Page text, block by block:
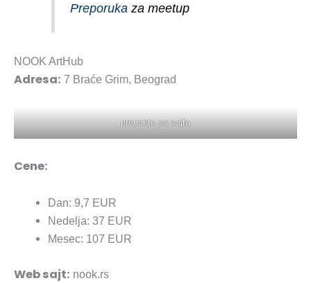
Preporuka za meetup
NOOK ArtHub
Adresa: 7 Braće Grim, Beograd
preuzeto sa sajta
Cene:
Dan: 9,7 EUR
Nedelja: 37 EUR
Mesec: 107 EUR
Web sajt: nook.rs